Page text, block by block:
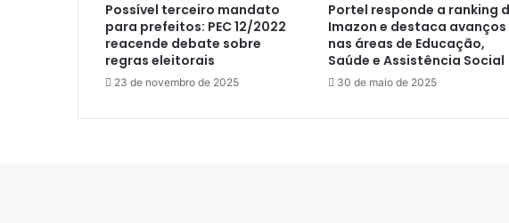
o
m
a
,
e
Possível terceiro mandato
para prefeitos: PEC 12/2022
reacende debate sobre
regras eleitorais
23 de novembro de 2025
Portel responde a ranking
Imazon e destaca avanços
nas áreas de Educação,
Saúde e Assistência Social
30 de maio de 2025